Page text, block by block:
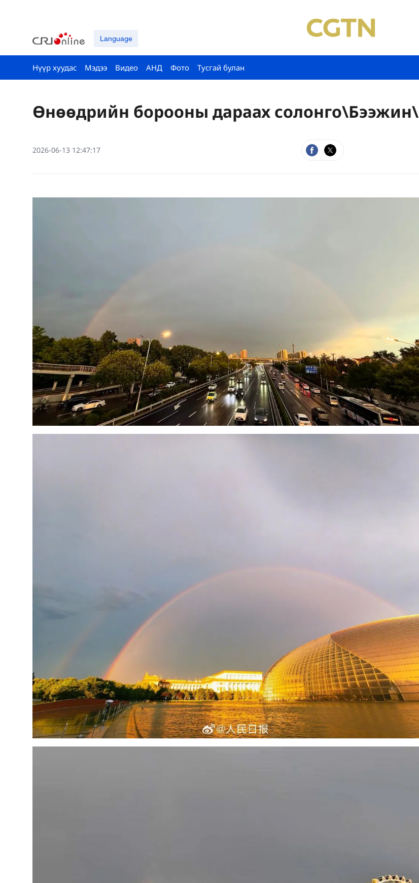
Language
Нүүр хуудас Мэдээ Видео АНД Фото Тусгай булан
Өнөөдрийн борооны дараах солонго\Бээжин\
2026-06-13 12:47:17